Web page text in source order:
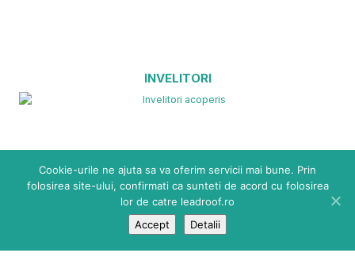
INVELITORI
Cookie-urile ne ajuta sa va oferim servicii mai bune. Prin
folosirea site-ului, confirmati ca sunteti de acord cu folosirea
lor de catre leadroof.ro
Accept
Detalii